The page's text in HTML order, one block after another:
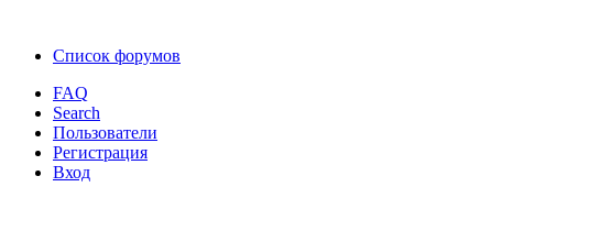
Список форумов
FAQ
Search
Пользователи
Регистрация
Вход